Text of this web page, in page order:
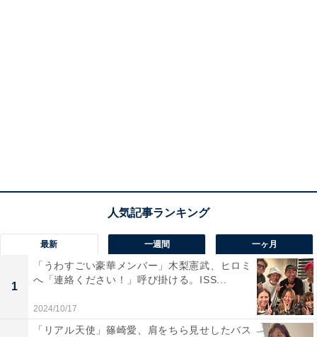
最新 一週間 一ヶ月
1
「うわすごい豪華メンバー」木梨憲武、ヒロミ
へ「連絡ください！」呼び掛ける。ISS...
2024/10/17
「リアル天使」篠崎愛、肩をちら見せしたバス